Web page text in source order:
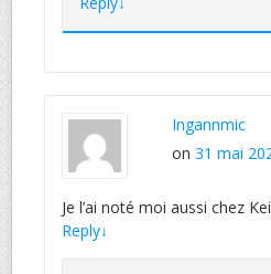
Ingannmic
on 31 mai
Je l’ai noté moi aussi chez
Reply↓